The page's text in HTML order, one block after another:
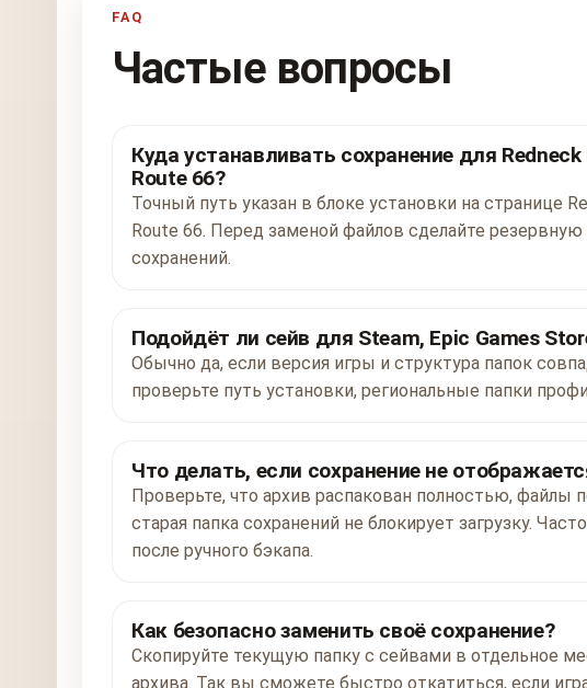
FAQ
Частые вопросы
Куда устанавливать сохранение для Redneck
Route 66?
Точный путь указан в блоке установки на странице
Route 66. Перед заменой файлов сделайте
сохранений.
Подойдёт ли сейв для Steam, Epic Games
Обычно да, если версия игры и структура папок
проверьте путь установки, региональные папки
Что делать, если сохранение не
Проверьте, что архив распакован полностью, файлы
старая папка сохранений не блокирует загрузку.
после ручного бэкапа.
Как безопасно заменить своё сохранение?
Скопируйте текущую папку с сейвами в отдельное
архива. Так вы сможете быстро откатиться, если